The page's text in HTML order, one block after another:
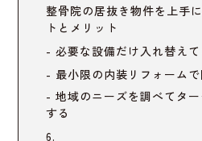
整骨院の居抜き物件を上手
トとメリット
必要な設備だけ入れ替え
最小限の内装リフォーム
地域のニーズを調べてタ
する